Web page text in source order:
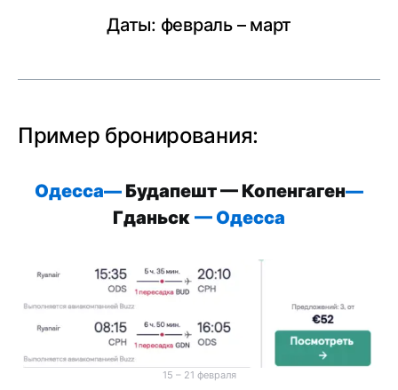
Даты: февраль – март
Пример бронирования:
Одесса— Будапешт — Копенгаген—
Гданьск —Одесса
15 – 21 февраля